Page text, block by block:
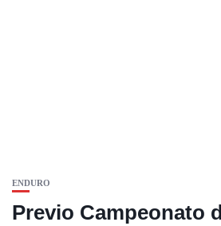
ENDURO
Previo Campeonato